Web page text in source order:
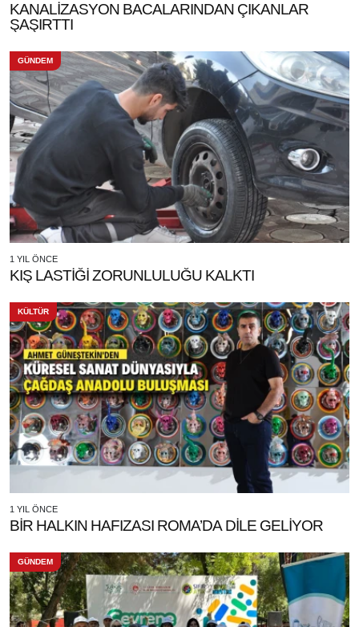
KANALİZASYON BACALARINDAN ÇIKANLAR
ŞAŞIRTTI
GÜNDEM
1 YIL ÖNCE
KIŞ LASTİĞİ ZORUNLULUĞU KALKTI
KÜLTÜR
1 YIL ÖNCE
BİR HALKIN HAFIZASI ROMA’DA DİLE GELİYOR
GÜNDEM